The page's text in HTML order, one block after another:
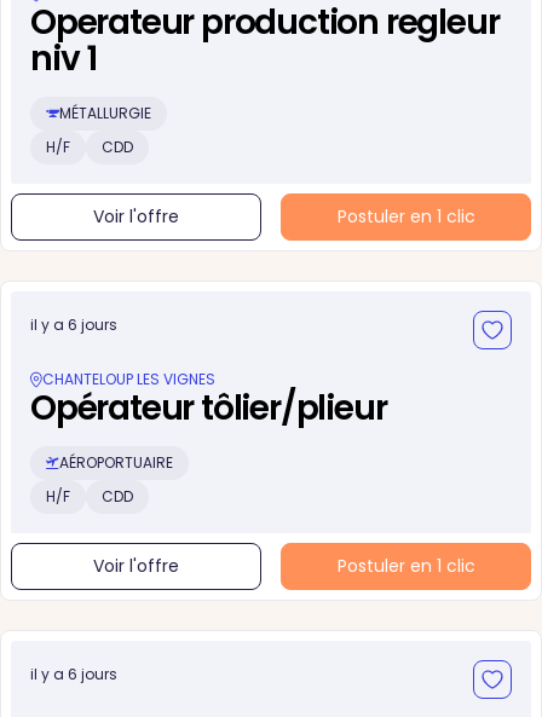
Operateur production regleur
niv 1
MÉTALLURGIE
H/F
CDD
Voir l'offre Postuler en 1 clic
il y a 6 jours
CHANTELOUP LES VIGNES
Opérateur tôlier/plieur
AÉROPORTUAIRE
H/F
CDD
Voir l'offre Postuler en 1 clic
il y a 6 jours